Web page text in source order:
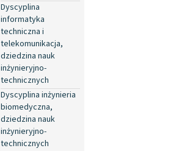
Dyscyplina
informatyka
techniczna i
telekomunikacja,
dziedzina nauk
inżynieryjno-
technicznych
Dyscyplina inżynieria
biomedyczna,
dziedzina nauk
inżynieryjno-
technicznych